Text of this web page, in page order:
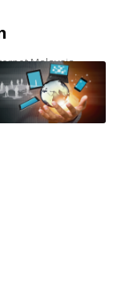
Malaysia
content